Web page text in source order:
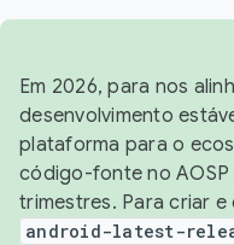
Em 2026, para nos
desenvolvimento
plataforma para o
código-fonte no
trimestres. Para criar e
android-latest-